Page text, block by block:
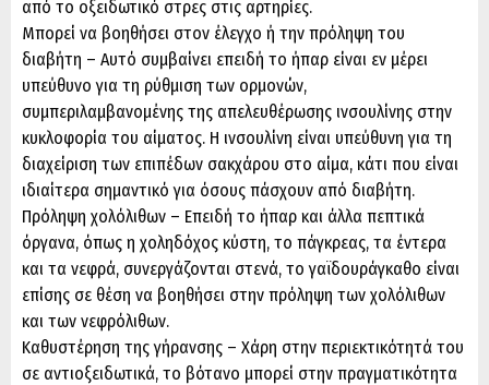
από το οξειδωτικό στρες στις αρτηρίες.
Μπορεί να βοηθήσει στον έλεγχο ή την πρόληψη του
διαβήτη – Αυτό συμβαίνει επειδή το ήπαρ είναι εν μέρει
υπεύθυνο για τη ρύθμιση των ορμονών,
συμπεριλαμβανομένης της απελευθέρωσης ινσουλίνης στην
κυκλοφορία του αίματος. Η ινσουλίνη είναι υπεύθυνη για τη
διαχείριση των επιπέδων σακχάρου στο αίμα, κάτι που είναι
ιδιαίτερα σημαντικό για όσους πάσχουν από διαβήτη.
Πρόληψη χολόλιθων – Επειδή το ήπαρ και άλλα πεπτικά
όργανα, όπως η χοληδόχος κύστη, το πάγκρεας, τα έντερα
και τα νεφρά, συνεργάζονται στενά, το γαϊδουράγκαθο είναι
επίσης σε θέση να βοηθήσει στην πρόληψη των χολόλιθων
και των νεφρόλιθων.
Καθυστέρηση της γήρανσης – Χάρη στην περιεκτικότητά του
σε αντιοξειδωτικά, το βότανο μπορεί στην πραγματικότητα